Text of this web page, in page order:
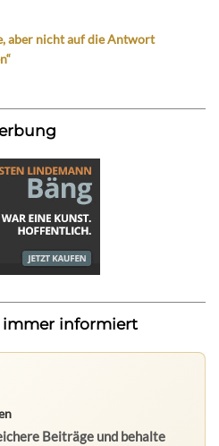
aber nicht auf die Antwort
immer informiert
Beiträge und behalte